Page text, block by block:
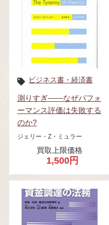
ビジネス書・経済書
測りすぎ――なぜパフォ
ーマンス評価は失敗する
のか?
ジェリー・Z・ミュラー
買取上限価格
1,500円